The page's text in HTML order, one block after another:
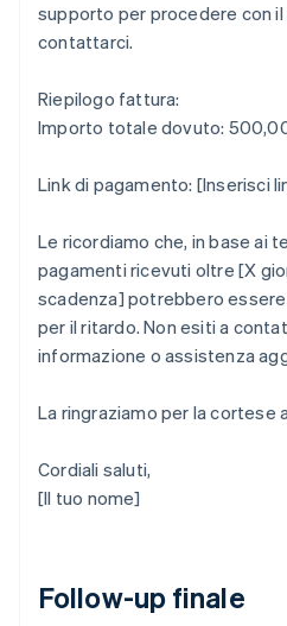
supporto per procedere con
contattarci.
Riepilogo fattura:
Importo totale dovuto:
Link di pagamento: [Inserisci
Le ricordiamo che, in base ai
pagamenti ricevuti oltre [X
scadenza] potrebbero
per il ritardo. Non esiti a
informazione o assistenza
La ringraziamo per la cortese
Cordiali saluti,
[Il tuo nome]
Follow-up finale